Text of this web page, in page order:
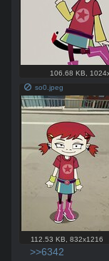
106.68 KB
so0.jpeg
112.53 KB ,832x1216
>>6342